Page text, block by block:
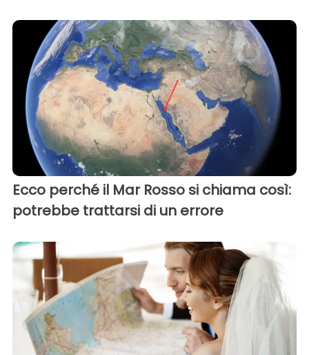
Ecco perché il Mar Rosso si chiama così:
potrebbe trattarsi di un errore